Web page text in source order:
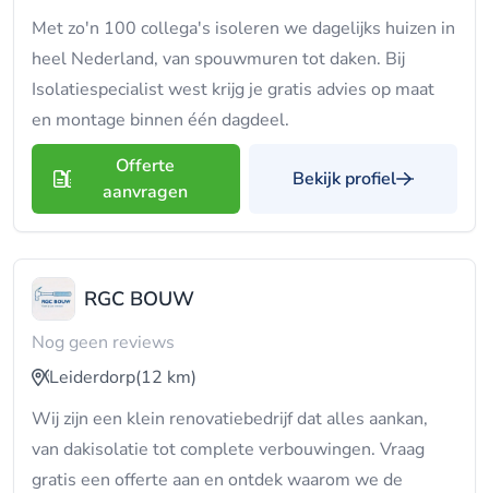
Met zo'n 100 collega's isoleren we dagelijks huizen in
heel Nederland, van spouwmuren tot daken. Bij
Isolatiespecialist west krijg je gratis advies op maat
en montage binnen één dagdeel.
Offerte
aanvragen
Bekijk profiel
RGC BOUW
Nog geen reviews
Leiderdorp(12 km)
Wij zijn een klein renovatiebedrijf dat alles aankan,
van dakisolatie tot complete verbouwingen. Vraag
gratis een offerte aan en ontdek waarom we de